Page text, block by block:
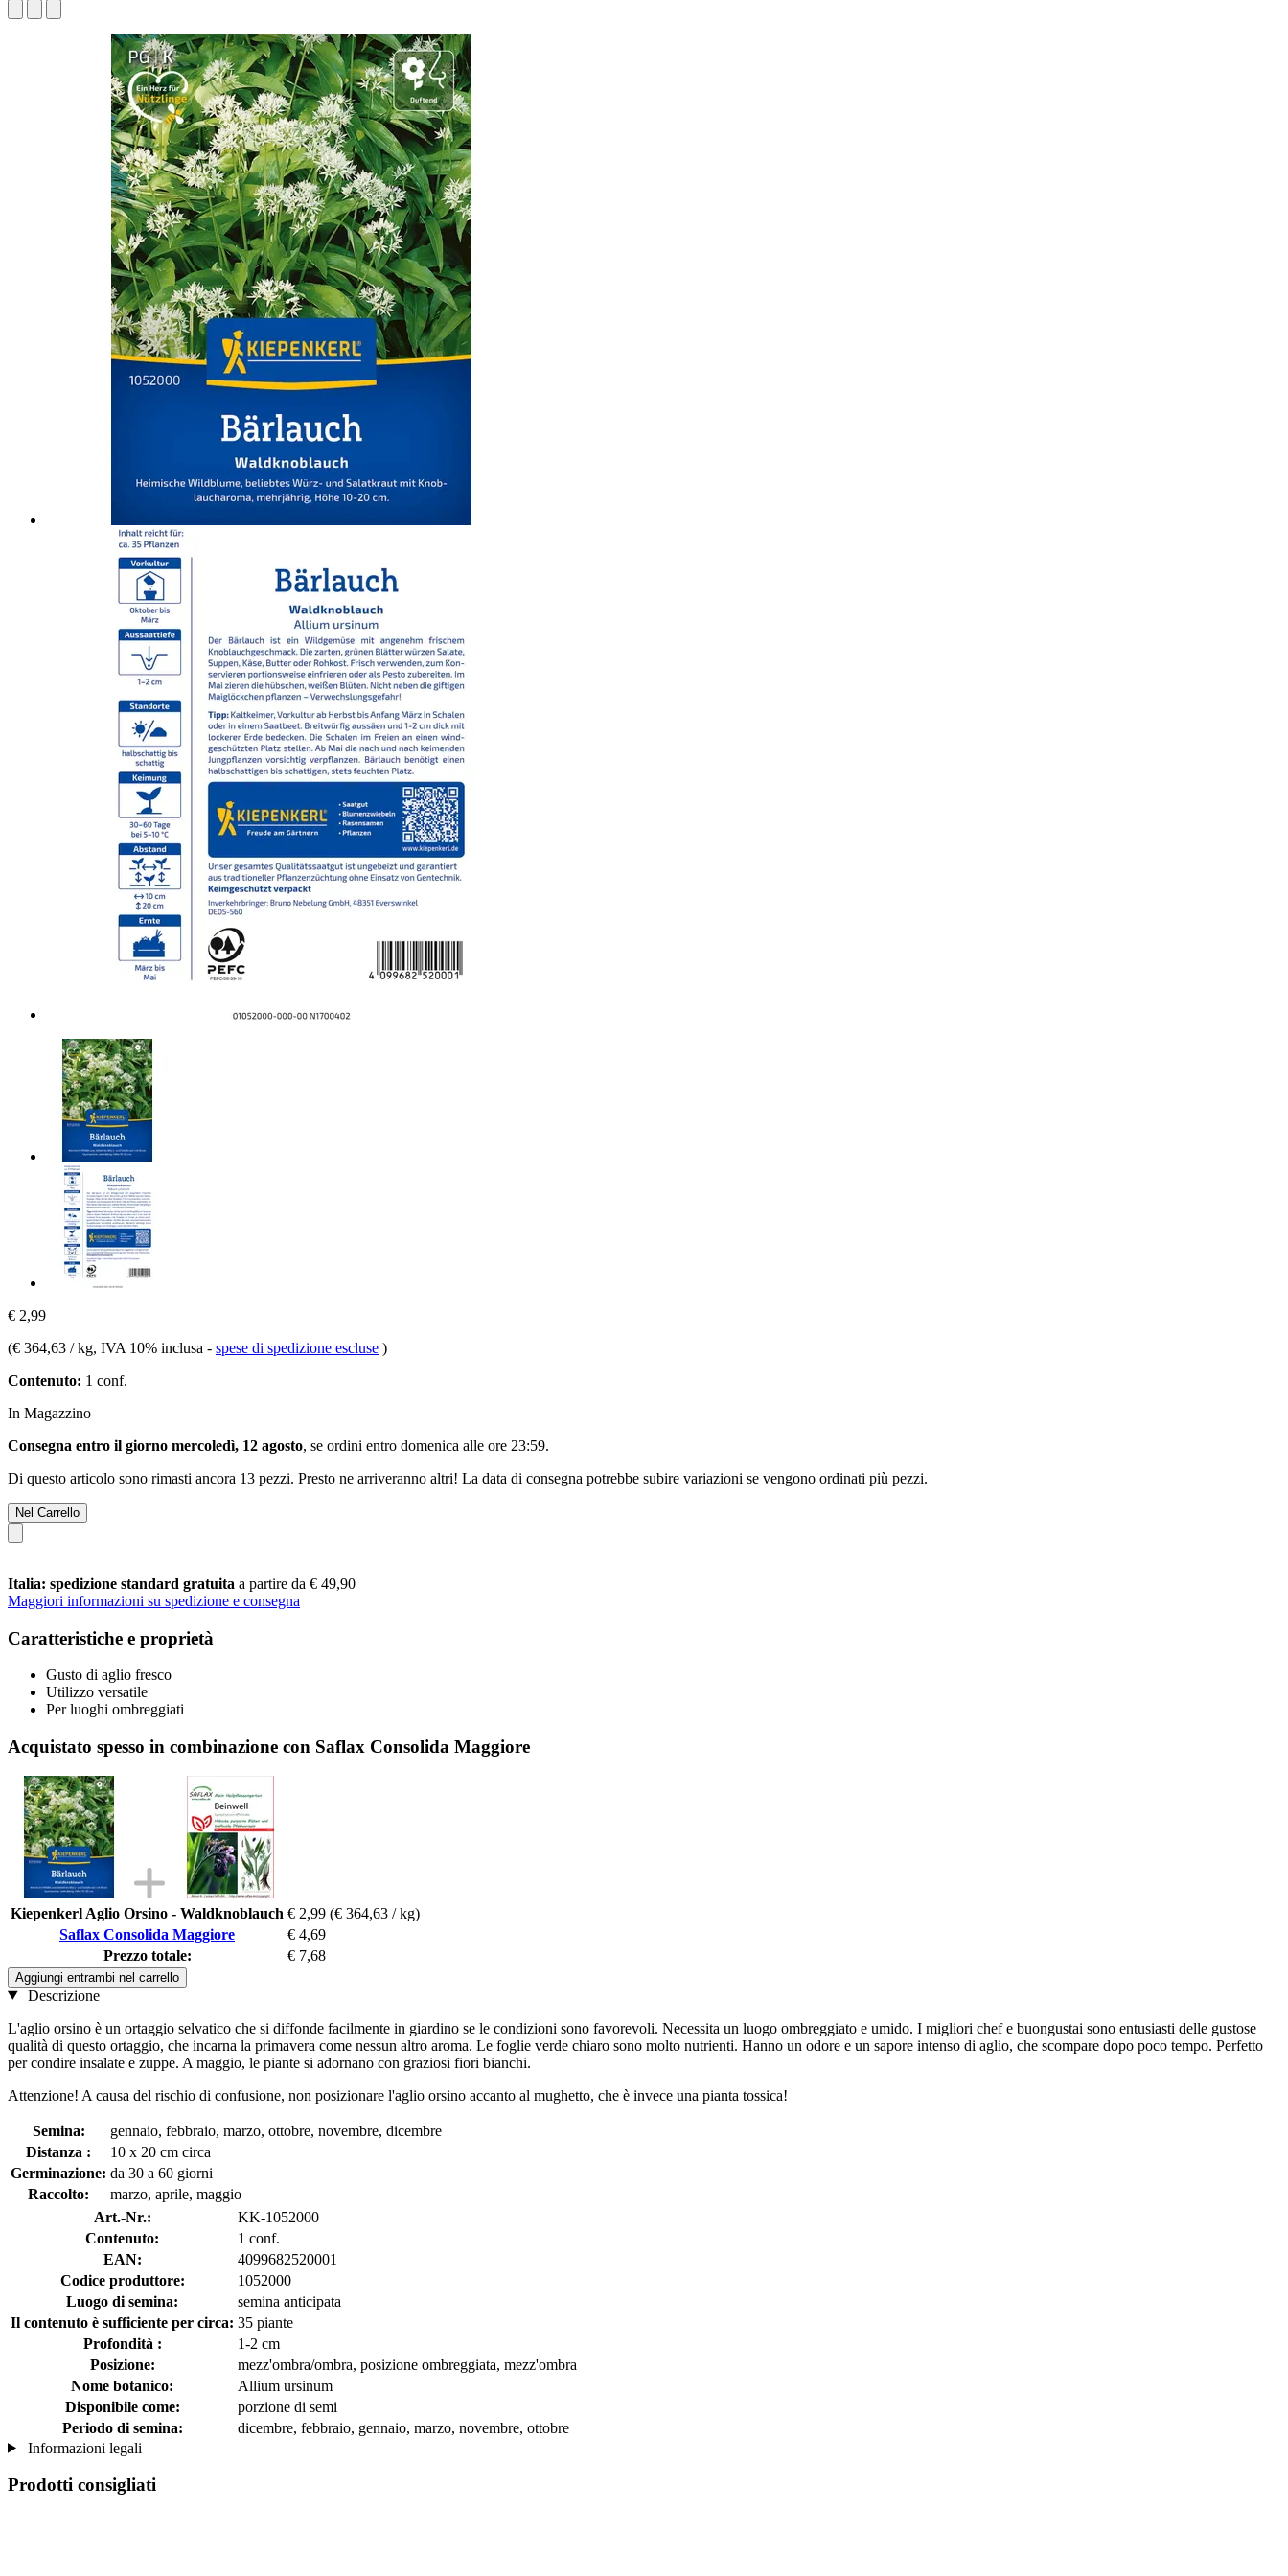
€ 2,99
(€ 364,63 / kg, IVA 10% inclusa - spese di spedizione escluse )
Contenuto: 1 conf.
In Magazzino
Consegna entro il giorno mercoledì, 12 agosto, se ordini entro domenica alle ore 23:59.
Di questo articolo sono rimasti ancora 13 pezzi. Presto ne arriveranno altri! La data di consegna potrebbe subire variazioni se vengono ordinati più pezzi.
Nel Carrello
Italia: spedizione standard gratuita a partire da € 49,90
Maggiori informazioni su spedizione e consegna
Caratteristiche e proprietà
Gusto di aglio fresco
Utilizzo versatile
Per luoghi ombreggiati
Acquistato spesso in combinazione con Saflax Consolida Maggiore
Kiepenkerl Aglio Orsino - Waldknoblauch € 2,99 (€ 364,63 / kg)
Saflax Consolida Maggiore
€ 4,69
Prezzo totale:
€ 7,68
Aggiungi entrambi nel carrello
Descrizione
L'aglio orsino è un ortaggio selvatico che si diffonde facilmente in giardino se le condizioni sono favorevoli. Necessita un luogo ombreggiato e umido. I migliori chef e buongustai sono entusiasti delle gustose
qualità di questo ortaggio, che incarna la primavera come nessun altro aroma. Le foglie verde chiaro sono molto nutrienti. Hanno un odore e un sapore intenso di aglio, che scompare dopo poco tempo. Perfetto
per condire insalate e zuppe. A maggio, le piante si adornano con graziosi fiori bianchi.
Attenzione! A causa del rischio di confusione, non posizionare l'aglio orsino accanto al mughetto, che è invece una pianta tossica!
Semina:
gennaio, febbraio, marzo, ottobre, novembre, dicembre
Distanza :
10 x 20 cm circa
Germinazione: da 30 a 60 giorni
Raccolto:
marzo, aprile, maggio
Art.-Nr.:
KK-1052000
Contenuto:
1 conf.
EAN:
4099682520001
Codice produttore:
1052000
Luogo di semina:
semina anticipata
Il contenuto è sufficiente per circa: 35 piante
Profondità :
1-2 cm
Posizione:
mezz'ombra/ombra, posizione ombreggiata, mezz'ombra
Nome botanico:
Allium ursinum
Disponibile come:
porzione di semi
Periodo di semina:
dicembre, febbraio, gennaio, marzo, novembre, ottobre
Informazioni legali
Prodotti consigliati